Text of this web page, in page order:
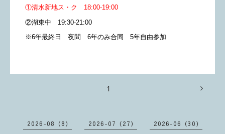
①清水新地ス・ク 18:00-19:00
②湖東中 19:30-21:00
※6年最終日 夜間 6年のみ合同 5年自由参加
1
2026-08（8） 2026-07（27） 2026-06（30）